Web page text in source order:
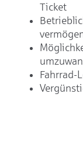
Ticket
Fahrrad-